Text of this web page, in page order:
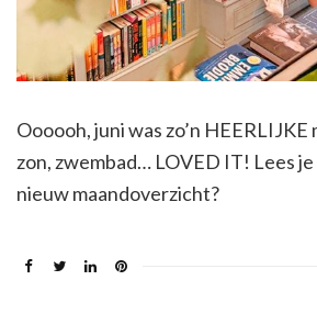
Oooooh, juni was zo’n HEERLIJKE
zon, zwembad… LOVED IT! Lees
nieuw maandoverzicht?